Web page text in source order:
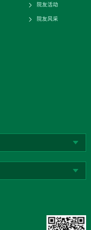
院友活动
院友风采